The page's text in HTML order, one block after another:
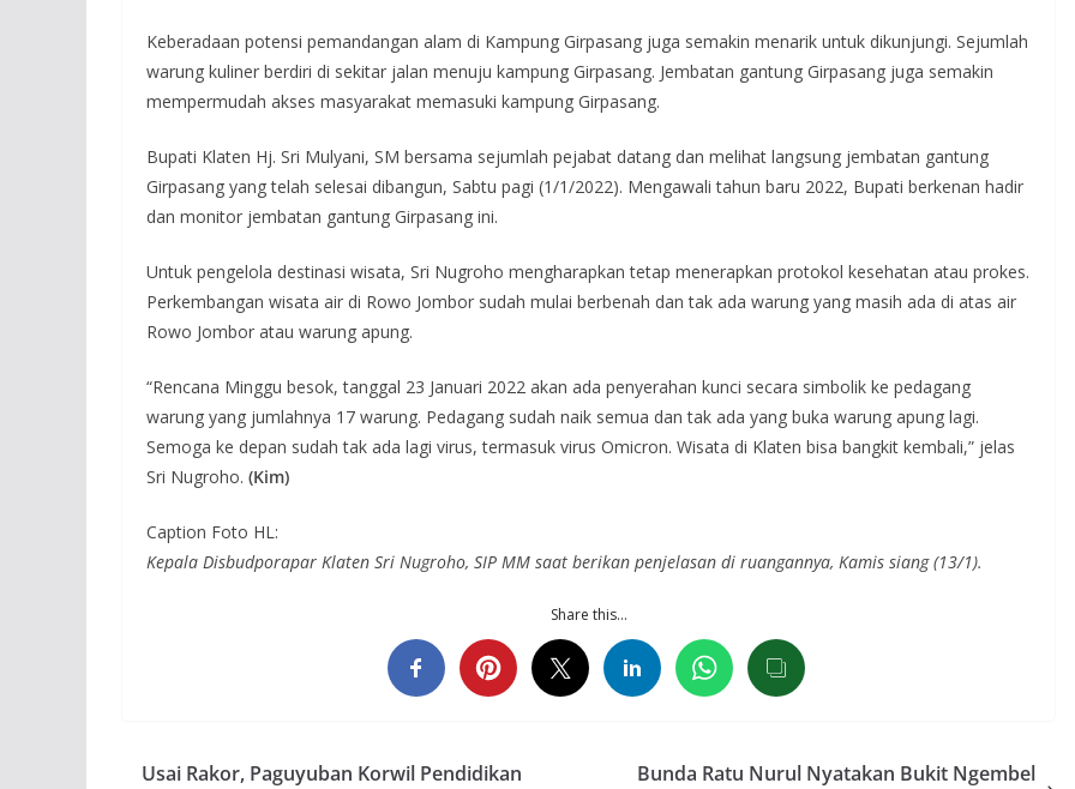
Keberadaan potensi pemandangan alam di Kampung Girpasang juga semakin menarik untuk dikunjungi. Sejumlah
warung kuliner berdiri di sekitar jalan menuju kampung Girpasang. Jembatan gantung Girpasang juga semakin
mempermudah akses masyarakat memasuki kampung Girpasang.
Bupati Klaten Hj. Sri Mulyani, SM bersama sejumlah pejabat datang dan melihat langsung jembatan gantung
Girpasang yang telah selesai dibangun, Sabtu pagi (1/1/2022). Mengawali tahun baru 2022, Bupati berkenan hadir
dan monitor jembatan gantung Girpasang ini.
Untuk pengelola destinasi wisata, Sri Nugroho mengharapkan tetap menerapkan protokol kesehatan atau prokes.
Perkembangan wisata air di Rowo Jombor sudah mulai berbenah dan tak ada warung yang masih ada di atas air
Rowo Jombor atau warung apung.
“Rencana Minggu besok, tanggal 23 Januari 2022 akan ada penyerahan kunci secara simbolik ke pedagang
warung yang jumlahnya 17 warung. Pedagang sudah naik semua dan tak ada yang buka warung apung lagi.
Semoga ke depan sudah tak ada lagi virus, termasuk virus Omicron. Wisata di Klaten bisa bangkit kembali,” jelas
Sri Nugroho. (Kim)
Caption Foto HL:
Kepala Disbudporapar Klaten Sri Nugroho, SIP MM saat berikan penjelasan di ruangannya, Kamis siang (13/1).
Share this…
Usai Rakor, Paguyuban Korwil Pendidikan
Bunda Ratu Nurul Nyatakan Bukit Ngembel